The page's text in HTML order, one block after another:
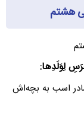
اسب به بچه‌اش